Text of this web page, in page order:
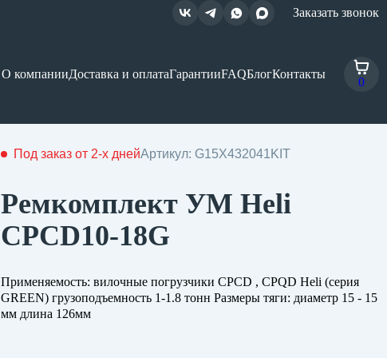
Заказать звонок
О компанииДоставка и оплатаГарантииFAQБлогКонтакты
0
Под заказ от 2-х днейАртикул: G15X432041KIT
Ремкомплект УМ Heli
CPCD10-18G
Применяемость: вилочные погрузчики CPCD , CPQD Heli (серия
GREEN) грузоподъемность 1-1.8 тонн Размеры тяги: диаметр 15 - 15
мм длина 126мм